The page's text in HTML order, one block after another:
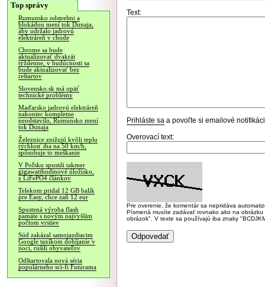
Top správy
Rumunsko odstrelmi a
blokádou mení tok Dunaja,
aby udržalo jadrovú
elektráreň v chode
Chrome sa bude
aktualizovať dvakrát
týždenne, v budúcnosti sa
bude aktualizovať bez
reštartov
Slovensko.sk má opäť
technické problémy
Maďarsko jadrovú elektráreň
nakoniec kompletne
neodstavilo, Rumunsko mení
tok Dunaja
Železnice znižujú kvôli teplu
rýchlosť iba na 50 km/h,
spôsobuje to meškanie
V Poľsku spustili takmer
gigawatthodinové úložisko,
z LiFePO4 článkov
Telekom pridal 12 GB balík
pre Easy, chce zaň 12 eur
Spustená výroba flash
pamäte s novým najvyšším
počtom vrstiev
Súd zakázal samojazdiacim
Google taxíkom dobíjanie v
noci, rušili obyvateľov
Odštartovala nová séria
populárneho sci-fi Futurama
Text:
Prihláste sa a povoľte si emailové
Overovací text:
Pre overenie, že komentár sa nepridáva
Písmená musíte zadávať rovnako ako na
obrázok". V texte sa používajú iba znaky